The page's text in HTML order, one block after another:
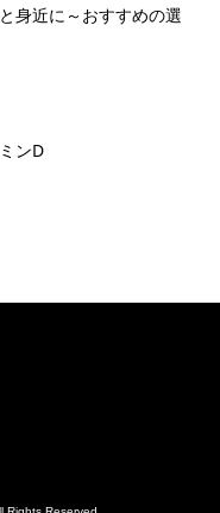
身近に～おすすめの選
ンD